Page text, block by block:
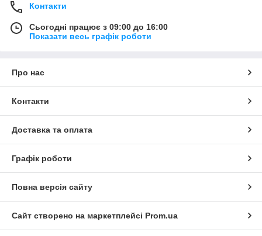
Контакти
Сьогодні працює з 09:00 до 16:00
Показати весь графік роботи
Про нас
Контакти
Доставка та оплата
Графік роботи
Повна версія сайту
Сайт створено на маркетплейсі Prom.ua